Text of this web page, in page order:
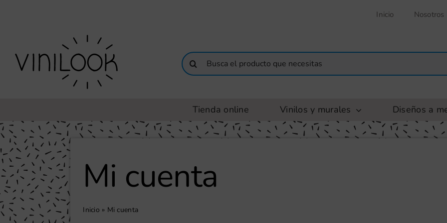
Inicio Nosotros
Buscar:
Tienda online Vinilos y murales Diseños a
Mi cuenta
Inicio » Mi cuenta